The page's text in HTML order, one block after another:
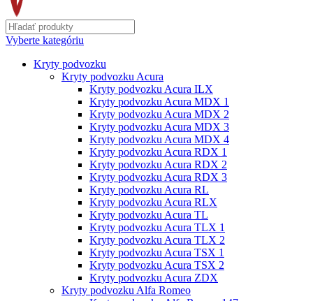
Vyberte kategóriu
Kryty podvozku
Kryty podvozku Acura
Kryty podvozku Acura ILX
Kryty podvozku Acura MDX 1
Kryty podvozku Acura MDX 2
Kryty podvozku Acura MDX 3
Kryty podvozku Acura MDX 4
Kryty podvozku Acura RDX 1
Kryty podvozku Acura RDX 2
Kryty podvozku Acura RDX 3
Kryty podvozku Acura RL
Kryty podvozku Acura RLX
Kryty podvozku Acura TL
Kryty podvozku Acura TLX 1
Kryty podvozku Acura TLX 2
Kryty podvozku Acura TSX 1
Kryty podvozku Acura TSX 2
Kryty podvozku Acura ZDX
Kryty podvozku Alfa Romeo